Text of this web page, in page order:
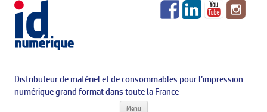
Distributeur de matériel et de consommables pour l’impression
numérique grand format dans toute la France
Menu Aller au contenu principal